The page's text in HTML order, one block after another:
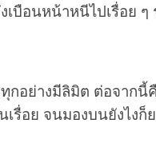
งเบือนหน้าหนีไปเรื่อย
กอย่างมีลิมิต ต่อจากนี้
รื่อย จนมองบนยังไงก็